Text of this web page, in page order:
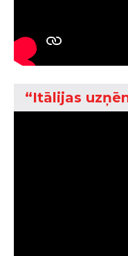
“Itālijas